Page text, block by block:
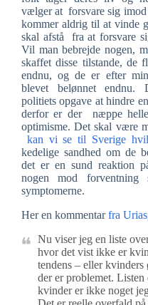
vælger at forsvare sig
kommer aldrig til at vinde
skal afstå fra at forsvare
Vil man bebrejde nogen,
skaffet disse tilstande, de
endnu, og de er efter
blevet belønnet endnu.
politiets opgave at hindre
derfor er der næppe
optimisme. Det skal være
kan vi se til Sverige
kedelige sandhed om de
det er en sund reaktion
nogen mod forventning
symptomerne.
Her en kommentarfra
Nu viser jeg en liste
hvor det vist ikke er
tendens – eller kvinders
der er problemet.
kvinder er ikke noget